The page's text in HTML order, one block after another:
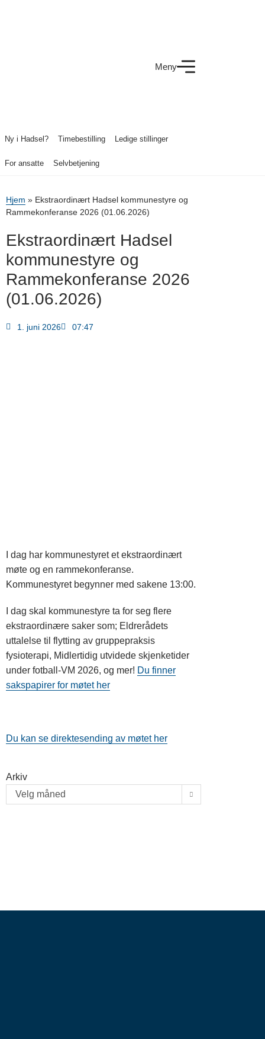
Meny
Ny i Hadsel? Timebestilling Ledige stillinger
For ansatte Selvbetjening
Hjem » Ekstraordinært Hadsel kommunestyre og
Rammekonferanse 2026 (01.06.2026)
Ekstraordinært Hadsel
kommunestyre og
Rammekonferanse 2026
(01.06.2026)
1. juni 2026 07:47
I dag har kommunestyret et ekstraordinært
møte og en rammekonferanse.
Kommunestyret begynner med sakene 13:00.
I dag skal kommunestyre ta for seg flere
ekstraordinære saker som; Eldrerådets
uttalelse til flytting av gruppepraksis
fysioterapi, Midlertidig utvidede skjenketider
under fotball-VM 2026, og mer! Du finner
sakspapirer for møtet her
Du kan se direktesending av møtet her
Arkiv
Velg måned